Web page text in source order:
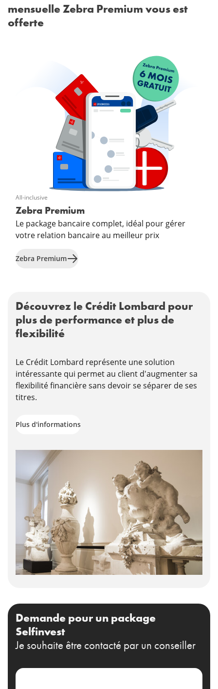
mensuelle Zebra Premium vous est
offerte
All-inclusive
Zebra Premium
Le package bancaire complet, idéal pour gérer
votre relation bancaire au meilleur prix
Zebra PremiumEn savoir plus sur "Zebra Premium"
Découvrez le Crédit Lombard pour
plus de performance et plus de
flexibilité
Le Crédit Lombard représente une solution
intéressante qui permet au client d'augmenter sa
flexibilité financière sans devoir se séparer de ses
titres.
Plus d'informations
Demande pour un package
Selfinvest
Je souhaite être contacté par un conseiller